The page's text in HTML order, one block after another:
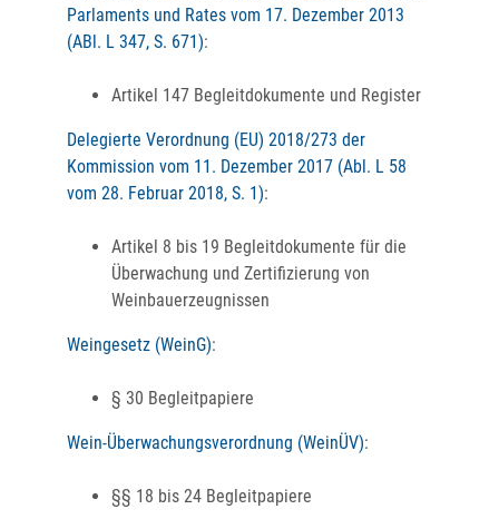
Parlaments und Rates vom 17. Dezember 2013
(ABl. L 347, S. 671):
Artikel 147 Begleitdokumente und Register
Delegierte Verordnung (EU) 2018/273 der
Kommission vom 11. Dezember 2017 (Abl. L 58
vom 28. Februar 2018, S. 1):
Artikel 8 bis 19 Begleitdokumente für die
Überwachung und Zertifizierung von
Weinbauerzeugnissen
Weingesetz (WeinG):
§ 30 Begleitpapiere
Wein-Überwachungsverordnung (WeinÜV):
§§ 18 bis 24 Begleitpapiere